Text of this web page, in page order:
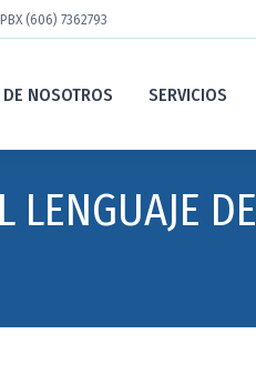
PBX (606) 7362793
NOSOTROS SERVICIOS
LENGUAJE DE